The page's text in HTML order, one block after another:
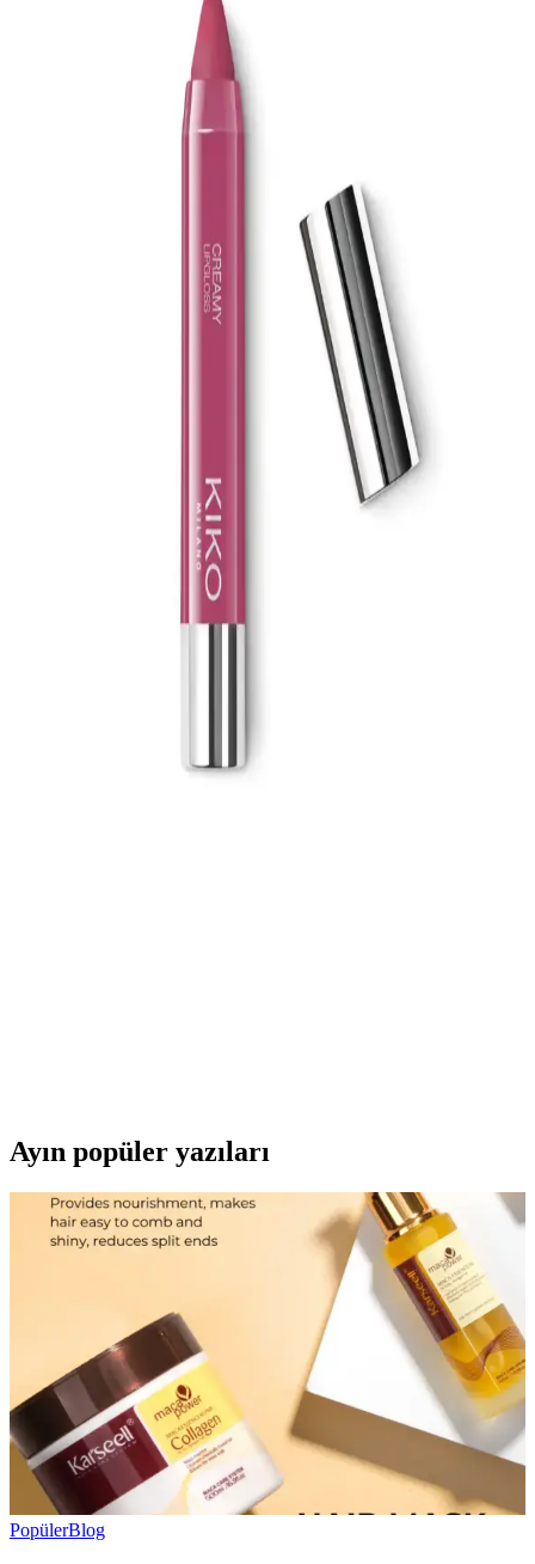
EDLIKE Saf Yağlardan Yapılan El Yapımı Adaçayı
Sabunu Doğal ve Etkili Cilt Bakımı İçin Uygun Bir
EDLIKE'in saf yağlar ve el yapımı adaçayı ile zenginleştirilmiş
La Roche-Posay Lipikar AP+M Balsam: Atopik ve
Hassas Ciltler İçin Yoğun Nemlendirici ve Yatıştırıcı
La Roche-Posay Lipikar AP+M Balsam, kuru ve atopiye eğilimli
ciltler için geliştirilmiş, yoğun nemlendirme ve yatıştırıcı
özellikleriyle öne çıkan, güvenli ve dermatolojik testli bir bakım
Natural Colors 3N Koyu Kahve Organik Saç
Boyası: Sağlıklı ve Doğal Renk Seçeneği
Doğal ve sağlıklı içeriklerle formüle edilen Natural Colors 3N koyu
kahve organik saç boyası, amonyaksız yapısı ve kolay
uygulamasıyla uzun süre kalıcı ve parlak sonuçlar sunar.
Baboon Natural Baboon Cilt Temizleme Çubuğu:
Organicsun Doğal Kabak Lifli Eşek Sütü Sabunu:
Ayın popüler yazıları
PopülerBlog